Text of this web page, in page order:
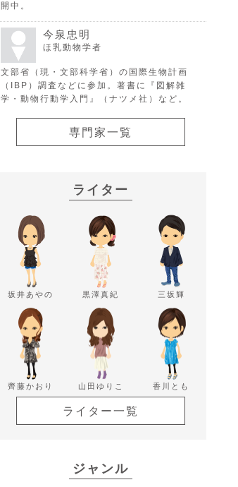
開中。
今泉忠明
ほ乳動物学者
文部省（現・文部科学省）の国際生物計画
（IBP）調査などに参加。著書に『図解雑
学・動物行動学入門』（ナツメ社）など。
専門家一覧
ライター
坂井あやの 黒澤真紀 三坂輝
齊藤かおり 山田ゆりこ 香川とも
ライター一覧
ジャンル